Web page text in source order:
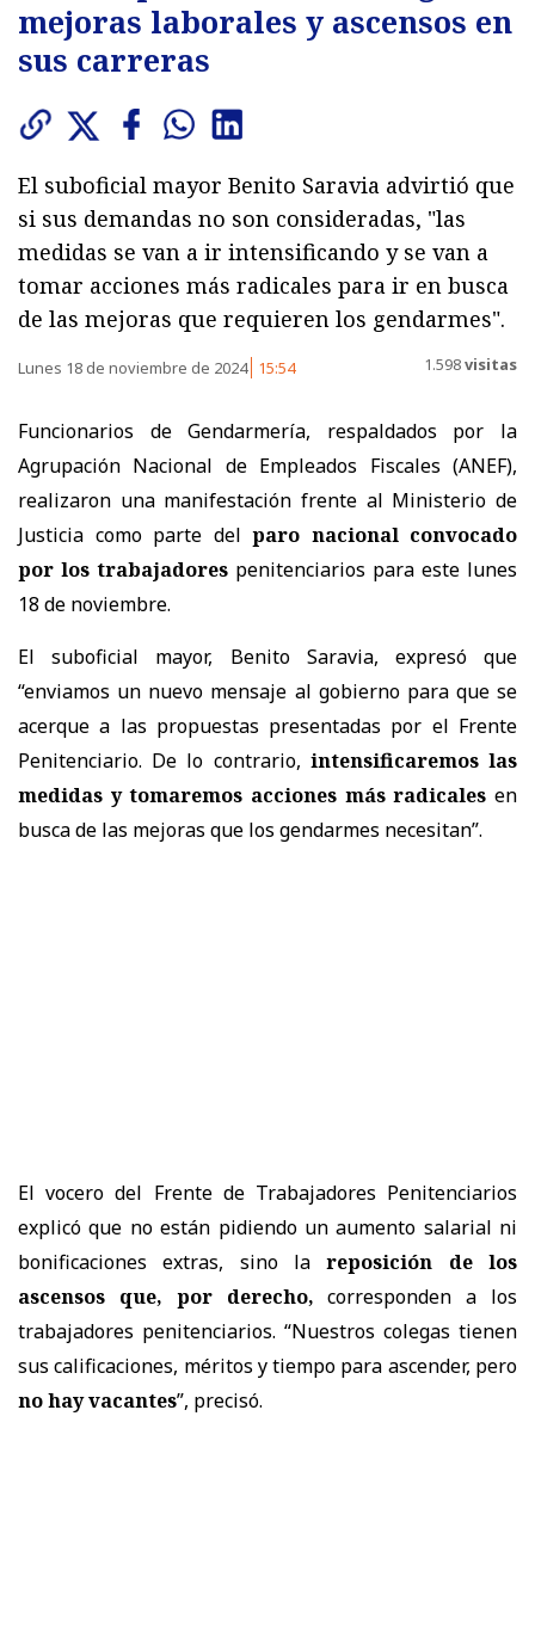
mejoras laborales y ascensos en
sus carreras
El suboficial mayor Benito Saravia advirtió que
si sus demandas no son consideradas, "las
medidas se van a ir intensificando y se van a
tomar acciones más radicales para ir en busca
de las mejoras que requieren los gendarmes".
Lunes 18 de noviembre de 2024 15:54 1.598visitas
Funcionarios de Gendarmería, respaldados por la
Agrupación Nacional de Empleados Fiscales (ANEF),
realizaron una manifestación frente al Ministerio de
Justicia como parte del paro nacional convocado
por los trabajadores penitenciarios para este lunes
18 de noviembre.
El suboficial mayor, Benito Saravia, expresó que
“enviamos un nuevo mensaje al gobierno para que se
acerque a las propuestas presentadas por el Frente
Penitenciario. De lo contrario, intensificaremos las
medidas y tomaremos acciones más radicales en
busca de las mejoras que los gendarmes necesitan”.
El vocero del Frente de Trabajadores Penitenciarios
explicó que no están pidiendo un aumento salarial ni
bonificaciones extras, sino la reposición de los
ascensos que, por derecho, corresponden a los
trabajadores penitenciarios. “Nuestros colegas tienen
sus calificaciones, méritos y tiempo para ascender, pero
no hay vacantes”, precisó.